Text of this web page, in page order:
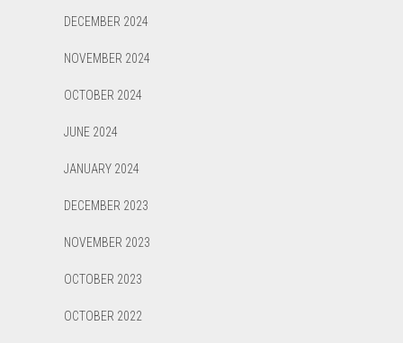
DECEMBER 2024
NOVEMBER 2024
OCTOBER 2024
JUNE 2024
JANUARY 2024
DECEMBER 2023
NOVEMBER 2023
OCTOBER 2023
OCTOBER 2022